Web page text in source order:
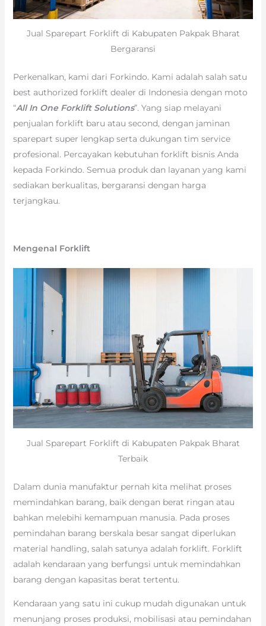
Jual Sparepart Forklift di Kabupaten Pakpak Bharat
Bergaransi
Perkenalkan, kami dari Forkindo. Kami adalah salah satu
best authorized forklift dealer di Indonesia dengan moto
“All In One Forklift Solutions”. Yang siap melayani
penjualan forklift baru atau second, dengan jaminan
sparepart super lengkap serta dukungan tim service
profesional. Percayakan kebutuhan forklift bisnis Anda
kepada Forkindo. Semua produk dan layanan yang kami
sediakan berkualitas, bergaransi dengan harga
terjangkau.
Mengenal Forklift
Jual Sparepart Forklift di Kabupaten Pakpak Bharat
Terbaik
Dalam dunia manufaktur pernah kita melihat proses
memindahkan barang, baik dengan berat ringan atau
bahkan melebihi kemampuan manusia. Pada proses
pemindahan barang berskala besar sangat diperlukan
material handling, salah satunya adalah forklift. Forklift
adalah kendaraan yang berfungsi untuk memindahkan
barang dengan kapasitas berat tertentu.
Kendaraan yang satu ini cukup mudah digunakan untuk
menunjang proses produksi, mobilisasi atau pemindahan